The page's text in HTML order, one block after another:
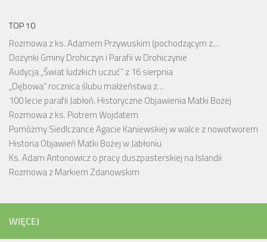
TOP 10
Rozmowa z ks. Adamem Przywuskim (pochodzącym z…
Dożynki Gminy Drohiczyn i Parafii w Drohiczynie
Audycja „Świat ludzkich uczuć” z 16 sierpnia
„Dębowa” rocznica ślubu małżeństwa z…
100 lecie parafii Jabłoń. Historyczne Objawienia Matki Bożej
Rozmowa z ks. Piotrem Wojdatem
Pomóżmy Siedlczance Agacie Kaniewskiej w walce z nowotworem
Historia Objawień Matki Bożej w Jabłoniu
Ks. Adam Antonowicz o pracy duszpasterskiej na Islandii
Rozmowa z Markiem Zdanowskim
WIĘCEJ